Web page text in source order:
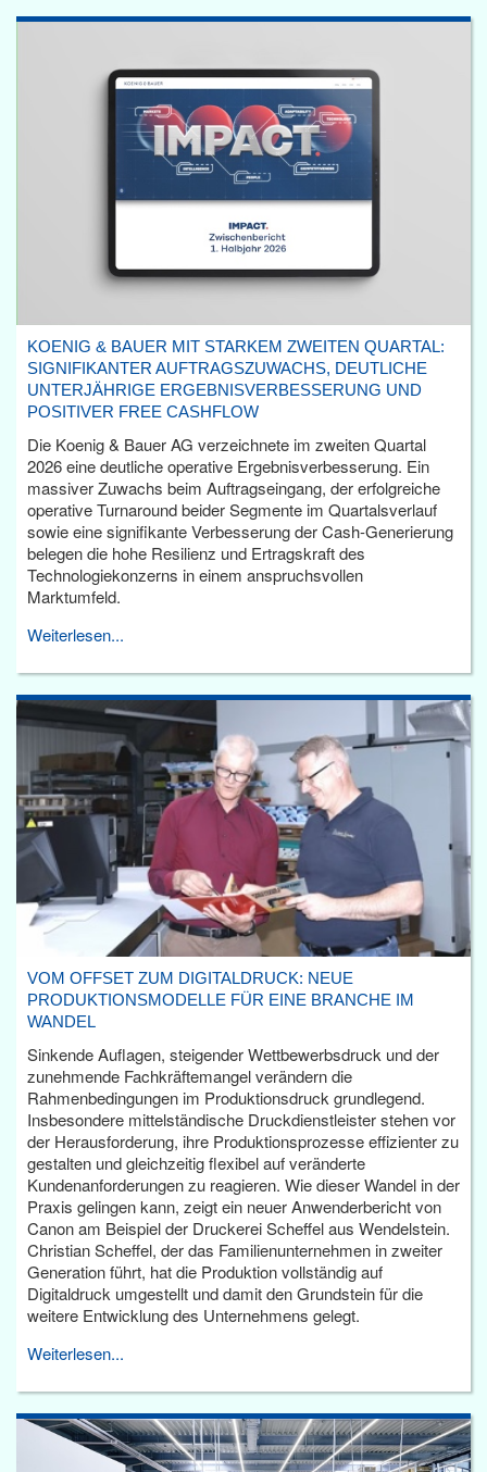
KOENIG & BAUER MIT STARKEM ZWEITEN QUARTAL:
SIGNIFIKANTER AUFTRAGSZUWACHS, DEUTLICHE
UNTERJÄHRIGE ERGEBNISVERBESSERUNG UND
POSITIVER FREE CASHFLOW
Die Koenig & Bauer AG verzeichnete im zweiten Quartal
2026 eine deutliche operative Ergebnisverbesserung. Ein
massiver Zuwachs beim Auftragseingang, der erfolgreiche
operative Turnaround beider Segmente im Quartalsverlauf
sowie eine signifikante Verbesserung der Cash-Generierung
belegen die hohe Resilienz und Ertragskraft des
Technologiekonzerns in einem anspruchsvollen
Marktumfeld.
Weiterlesen...
VOM OFFSET ZUM DIGITALDRUCK: NEUE
PRODUKTIONSMODELLE FÜR EINE BRANCHE IM
WANDEL
Sinkende Auflagen, steigender Wettbewerbsdruck und der
zunehmende Fachkräftemangel verändern die
Rahmenbedingungen im Produktionsdruck grundlegend.
Insbesondere mittelständische Druckdienstleister stehen vor
der Herausforderung, ihre Produktionsprozesse effizienter zu
gestalten und gleichzeitig flexibel auf veränderte
Kundenanforderungen zu reagieren. Wie dieser Wandel in der
Praxis gelingen kann, zeigt ein neuer Anwenderbericht von
Canon am Beispiel der Druckerei Scheffel aus Wendelstein.
Christian Scheffel, der das Familienunternehmen in zweiter
Generation führt, hat die Produktion vollständig auf
Digitaldruck umgestellt und damit den Grundstein für die
weitere Entwicklung des Unternehmens gelegt.
Weiterlesen...